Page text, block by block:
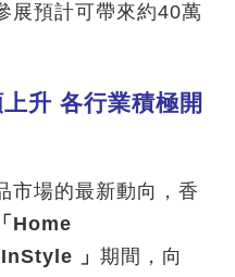
展預計可帶來約40萬
升 各行業積極開
市場的最新動向，香
「 Home
」 期間，向